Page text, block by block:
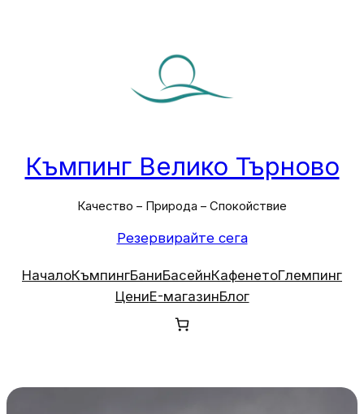
Къмпинг Велико Търново
Качество – Природа – Спокойствие
Резервирайте сега
НачалоКъмпингБаниБасейнКафенетоГлемпинг
ЦениE-магазинБлог